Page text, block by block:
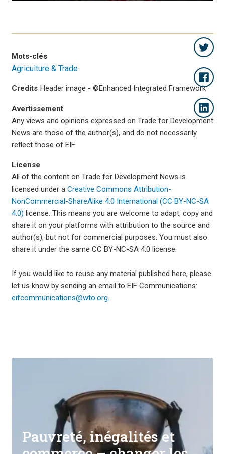
Mots-clés
Agriculture & Trade
Credits Header image - ©Enhanced Integrated Framework
Avertissement
Any views and opinions expressed on Trade for Development
News are those of the author(s), and do not necessarily
reflect those of EIF.
License
All of the content on Trade for Development News is
licensed under a Creative Commons Attribution-
NonCommercial-ShareAlike 4.0 International (CC BY-NC-SA
4.0) license. This means you are welcome to adapt, copy and
share it on your platforms with attribution to the source and
author(s), but not for commercial purposes. You must also
share it under the same CC BY-NC-SA 4.0 license.
If you would like to reuse any material published here, please
let us know by sending an email to EIF Communications:
eifcommunications@wto.org.
Pauvreté, inégalités et